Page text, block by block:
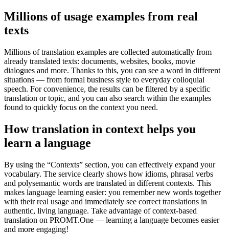
Millions of usage examples from real
texts
Millions of translation examples are collected automatically from
already translated texts: documents, websites, books, movie
dialogues and more. Thanks to this, you can see a word in different
situations — from formal business style to everyday colloquial
speech. For convenience, the results can be filtered by a specific
translation or topic, and you can also search within the examples
found to quickly focus on the context you need.
How translation in context helps you
learn a language
By using the “Contexts” section, you can effectively expand your
vocabulary. The service clearly shows how idioms, phrasal verbs
and polysemantic words are translated in different contexts. This
makes language learning easier: you remember new words together
with their real usage and immediately see correct translations in
authentic, living language. Take advantage of context-based
translation on PROMT.One — learning a language becomes easier
and more engaging!